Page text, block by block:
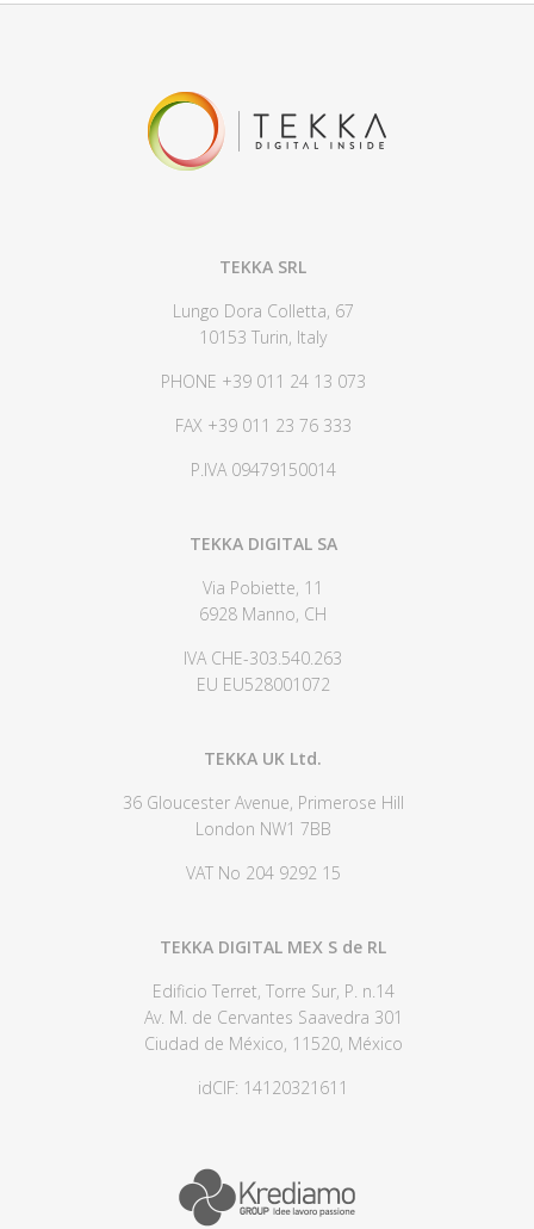
TEKKA SRL
Lungo Dora Colletta, 67
10153 Turin, Italy
PHONE +39 011 24 13 073
FAX +39 011 23 76 333
P.IVA 09479150014
TEKKA DIGITAL SA
Via Pobiette, 11
6928 Manno, CH
IVA CHE-303.540.263
EU EU528001072
TEKKA UK Ltd.
36 Gloucester Avenue, Primerose Hill
London NW1 7BB
VAT No 204 9292 15
TEKKA DIGITAL MEX S de RL
Edificio Terret, Torre Sur, P. n.14
Av. M. de Cervantes Saavedra 301
Ciudad de México, 11520, México
idCIF: 14120321611